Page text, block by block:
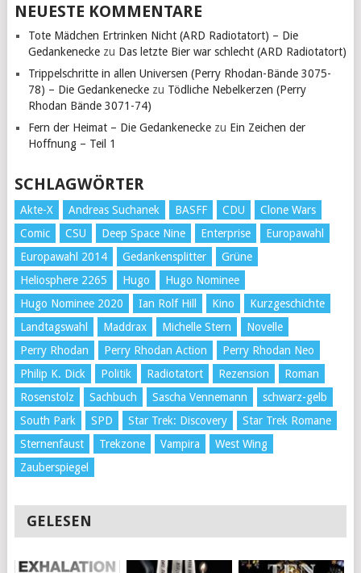
NEUESTE KOMMENTARE
Tote Mädchen Ertrinken Nicht (ARD Radiotatort) – Die
Gedankeneckezu Das letzte Bier war schlecht (ARD Radiotatort)
Trippelschritte in allen Universen (Perry Rhodan-Bände 3075-
78) – Die Gedankeneckezu Tödliche Nebelkerzen (Perry
Rhodan Bände 3071-74)
Fern der Heimat – Die Gedankeneckezu Ein Zeichen der
Hoffnung – Teil 1
SCHLAGWÖRTER
Akte-X Andreas Suchanek BASFF CDU
Clone Wars
Comic
CSU Deep Space Nine Enterprise
Europawahl
Europawahl 2014
Gedankensplitter
Grüne
Heliosphere 2265
Hugo
Hugo Nominee
Hugo Nominee 2020
Ian Rolf Hill Kino
Kurzgeschichte
Landtagswahl
Maddrax Michelle Stern
Novelle
Perry Rhodan
Perry Rhodan Action
Perry Rhodan Neo
Philip K. Dick
Politik Radiotatort Rezension
Roman
Rosenstolz
Sachbuch Sascha Vennemann
schwarz-gelb
South Park
SPD Star Trek: Discovery
Star Trek Romane
Sternenfaust
Trekzone Vampira
West Wing
Zauberspiegel
GELESEN